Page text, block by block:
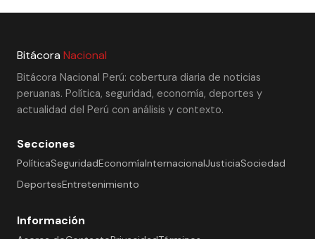
Bitácora Nacional
Bitácora Nacional Perú: cobertura diaria de noticias
peruanas. Política, seguridad, economía, deportes y
actualidad del Perú con análisis y contexto.
Secciones
PolíticaSeguridadEconomíaInternacionalJusticiaSociedad
DeportesEntretenimiento
Información